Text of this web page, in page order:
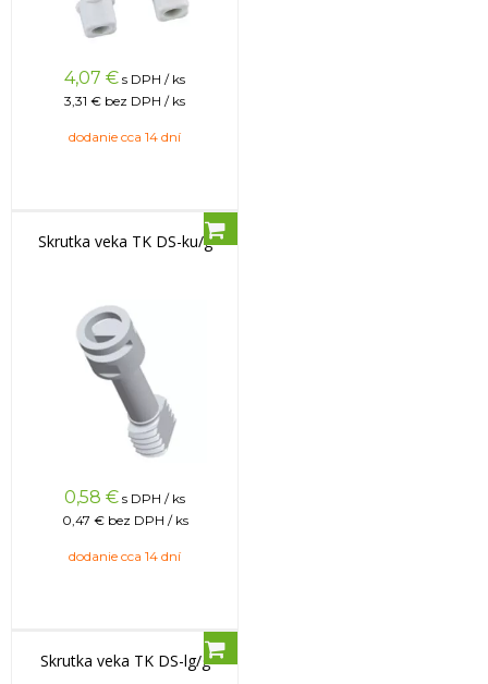
4,07 € s DPH / ks
3,31 € bez DPH / ks
dodanie cca 14 dní
Skrutka veka TK DS-ku/g
0,58 € s DPH / ks
0,47 € bez DPH / ks
dodanie cca 14 dní
Skrutka veka TK DS-lg/g